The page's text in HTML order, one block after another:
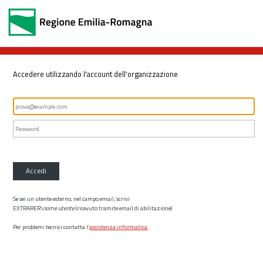
Accedere utilizzando l'account dell'organizzazione
Accedi
Se sei un utente esterno, nel campo email, scrivi
EXTRARER\nome utente(ricevuto tramite email di abilitazione)
Per problemi tecnici contatta l’assistenza informatica.